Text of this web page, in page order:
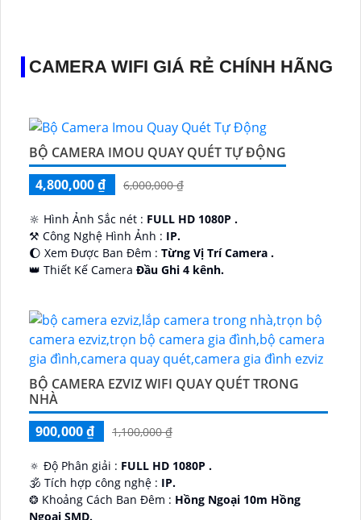
CAMERA WIFI GIÁ RẺ CHÍNH HÃNG
BỘ CAMERA IMOU QUAY QUÉT TỰ ĐỘNG
4,800,000 ₫
6,000,000 ₫
🔆 Hình Ảnh Sắc nét : FULL HD 1080P .
⚒ Công Nghệ Hình Ảnh : IP.
🌔 Xem Được Ban Đêm : Từng Vị Trí Camera .
👑 Thiết Kế Camera Đầu Ghi 4 kênh.
BỘ CAMERA EZVIZ WIFI QUAY QUÉT TRONG
NHÀ
900,000 ₫
1,100,000 ₫
🔅 Độ Phân giải : FULL HD 1080P .
🕉️ Tích hợp công nghệ : IP.
❂ Khoảng Cách Ban Đêm : Hồng Ngoại 10m Hồng
Ngoại SMD.